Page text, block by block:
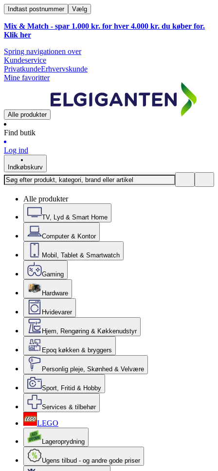
Indtast postnummer Vælg
Mix & Match - spar 1.000 kr. for hver 4.000 kr. du køber for.
Klik her
Spring navigationen over
Kundeservice
PrivatkundeErhvervskunde
Mine favoritter
Alle produkter
Find butik
Log ind
Indkøbskurv
Alle produkter
TV, Lyd & Smart Home
Computer & Kontor
Mobil, Tablet & Smartwatch
Gaming
Hardware
Hvidevarer
Hjem, Rengøring & Køkkenudstyr
Epoq køkken & bryggers
Personlig pleje, Skønhed & Velvære
Sport, Fritid & Hobby
Services & tilbehør
LEGO
Lageroprydning
Ugens tilbud - og andre gode priser